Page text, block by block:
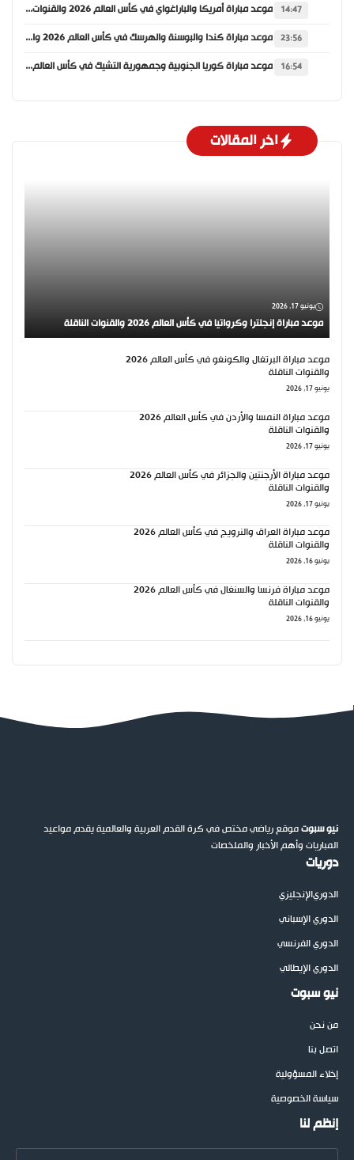
14:47 موعد مباراة أمريكا والباراغواي في كأس العالم 2026 والقنوات الناقلة
23:56 موعد مباراة كندا والبوسنة والهرسك في كأس العالم 2026 والقنوات الناقلة
16:54 موعد مباراة كوريا الجنوبية وجمهورية التشيك في كأس العالم 2026 والقنوات الناقلة
اخر المقالات
يونيو 17, 2026
موعد مباراة إنجلترا وكرواتيا في كأس العالم 2026 والقنوات الناقلة
موعد مباراة البرتغال والكونغو في كأس العالم 2026
والقنوات الناقلة
يونيو 17, 2026
موعد مباراة النمسا والأردن في كأس العالم 2026
والقنوات الناقلة
يونيو 17, 2026
موعد مباراة الأرجنتين والجزائر في كأس العالم 2026
والقنوات الناقلة
يونيو 17, 2026
موعد مباراة العراق والنرويج في كأس العالم 2026
والقنوات الناقلة
يونيو 16, 2026
موعد مباراة فرنسا والسنغال في كأس العالم 2026
والقنوات الناقلة
يونيو 16, 2026
نيو سبوتموقع رياضي مختص في كرة القدم العربية والعالمية يقدم مواعيد
المباريات وأهم الأخبار والملخصات
دوريات
الدوريالإنجليزي
الدوري الإسباني
الدوري الفرنسي
الدوري الإيطالي
نيو سبوت
من نحن
اتصل بنا
إخلاء المسؤولية
سياسة الخصوصية
إنظم لنا